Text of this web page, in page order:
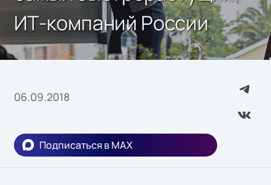
ИТ-компаний России
06.09.2018
Подписаться в MAX